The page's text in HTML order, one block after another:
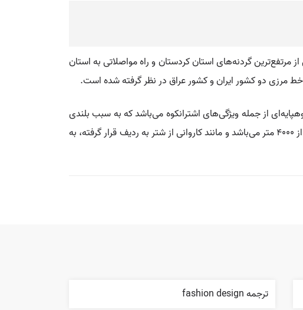
نیز یکی از مرتفع‌ترین گردنه‌های استان کردستان و راه مواصلاتی به استان
از جمله ویژگی‌های اشترانکوه می‌باشد که به سبب بلندی
در شعاع ۱۰۰ کیلومتری به خوبی پیدا است. گفته می‌شود نام آن به سبب وجود قله‌های ۸ گانه که برخی از آن‌ها بلندتر از ۴۰۰۰ متر می‌باشد و مانند کاروانی از شتر به ردیف قرار گرفته، به
ترجمه fashion design